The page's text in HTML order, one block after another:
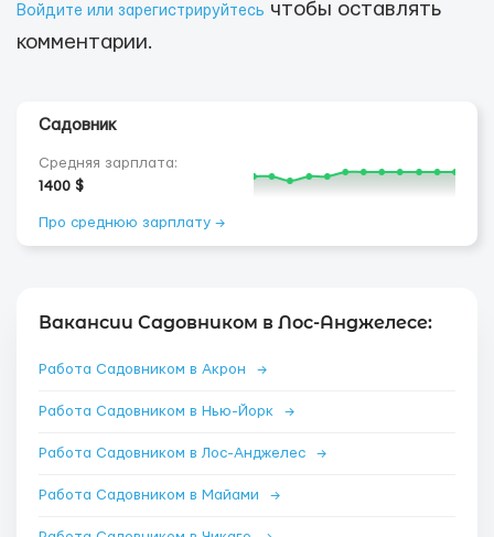
Войдите или зарегистрируйтесь чтобы оставлять
комментарии.
Садовник
Средняя зарплата:
1400 $
Про среднюю зарплату →
Вакансии Садовником в Лос-Анджелесе:
Работа Садовником в Акрон →
Работа Садовником в Нью-Йорк →
Работа Садовником в Лос-Анджелес →
Работа Садовником в Майами →